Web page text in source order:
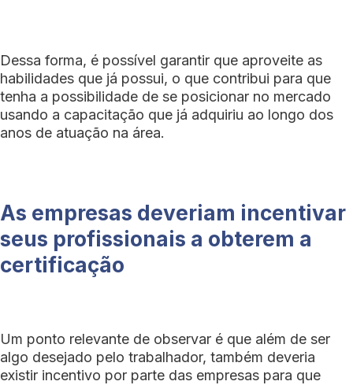
Dessa forma, é possível garantir que aproveite as
habilidades que já possui, o que contribui para que
tenha a possibilidade de se posicionar no mercado
usando a capacitação que já adquiriu ao longo dos
anos de atuação na área.
As empresas deveriam incentivar
seus profissionais a obterem a
certificação
Um ponto relevante de observar é que além de ser
algo desejado pelo trabalhador, também deveria
existir incentivo por parte das empresas para que